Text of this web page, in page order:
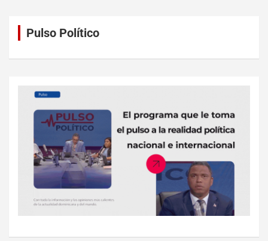
Pulso Político